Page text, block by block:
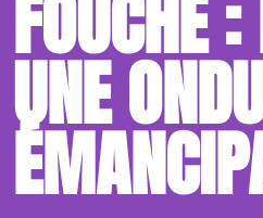
FOUCHÉ
UNE